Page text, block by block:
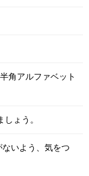
角アルファベット
ょう。
いよう、気をつ